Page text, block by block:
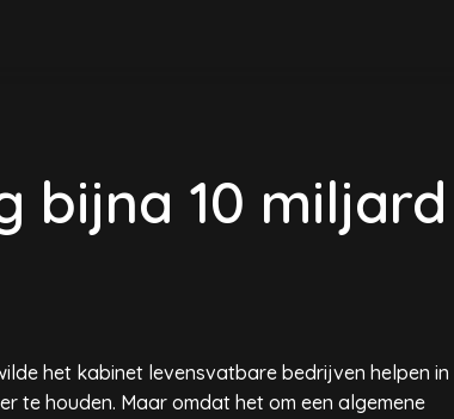
bijna 10 miljard
het kabinet levensvatbare bedrijven helpen in
te houden. Maar omdat het om een algemene